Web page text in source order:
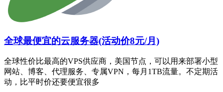
全球最便宜的云服务器(活动价8元/月)
全球性价比最高的VPS供应商，美国节点，可以用来部署小型
网站、博客、代理服务、专属VPN，每月1TB流量。不定期活
动，比平时价还要便宜很多